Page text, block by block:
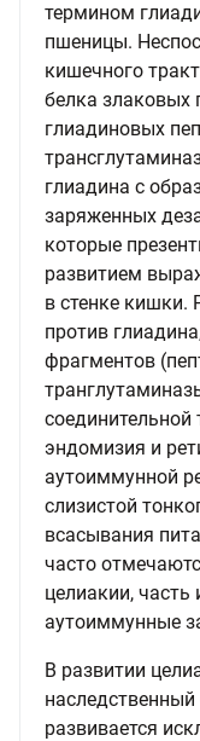
термином
пшеницы.
кишечного
белка злаковых
глиадиновых
глиадина с
заряженных
которые
развитием
в стенке кишки.
против
фрагментов
соединительной
эндомизия и
аутоиммунной
слизистой
всасывания
часто
целиакии, часть
аутоиммунные
В развитии
развивается